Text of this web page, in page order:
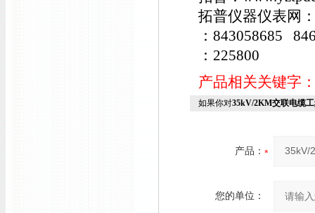
拓普仪器仪表网
：843058685
：225800
产品相关关键字
如果你对35kV/2KM交联电缆
产品：
您的单位：